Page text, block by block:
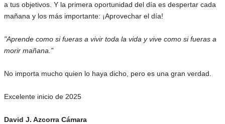
a tus objetivos. Y la primera oportunidad del día es despertar cada
mañana y los más importante: ¡Aprovechar el día!
"Aprende como si fueras a vivir toda la vida y vive como si fueras a
morir mañana.”
No importa mucho quien lo haya dicho, pero es una gran verdad.
Excelente inicio de 2025
David J. Azcorra Cámara